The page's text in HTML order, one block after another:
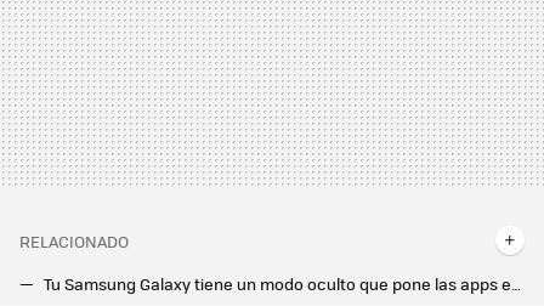
RELACIONADO
Tu Samsung Galaxy tiene un modo oculto que pone las apps en 'sueño profundo' y es muy útil para ahorrar batería